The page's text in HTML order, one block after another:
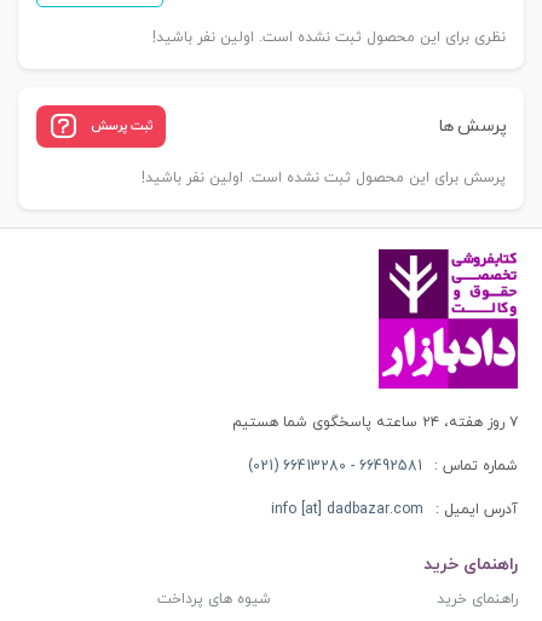
نظری برای این محصول ثبت نشده است. اولین نفر باشید!
پرسش ها ثبت پرسش
پرسش برای این محصول ثبت نشده است. اولین نفر باشید!
۷ روز هفته، ۲۴ ساعته پاسخگوی شما هستیم
شماره تماس : 66492581 - 66413280 (021)
آدرس ایمیل : info [at] dadbazar.com
راهنمای خرید
راهنمای خرید
شیوه های پرداخت